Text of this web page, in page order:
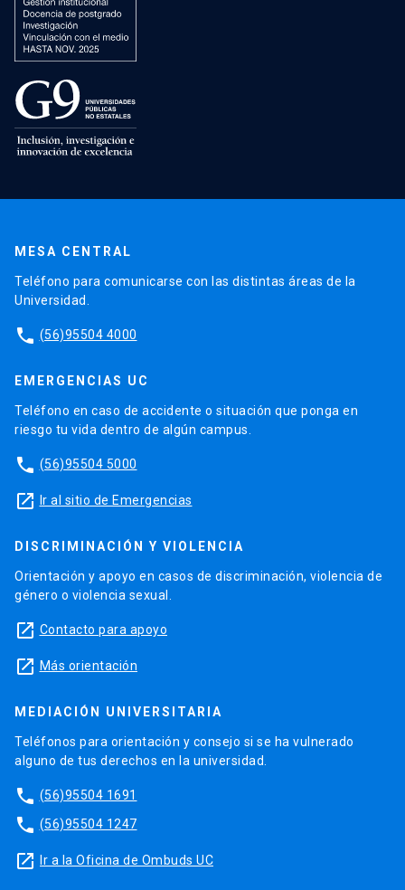
MESA CENTRAL
Teléfono para comunicarse con las distintas áreas de la
Universidad.
phone (56)95504 4000
EMERGENCIAS UC
Teléfono en caso de accidente o situación que ponga en
riesgo tu vida dentro de algún campus.
phone (56)95504 5000
launch Ir al sitio de Emergencias
DISCRIMINACIÓN Y VIOLENCIA
Orientación y apoyo en casos de discriminación, violencia de
género o violencia sexual.
launch Contacto para apoyo
launch Más orientación
MEDIACIÓN UNIVERSITARIA
Teléfonos para orientación y consejo si se ha vulnerado
alguno de tus derechos en la universidad.
phone (56)95504 1691
phone (56)95504 1247
launch Ir a la Oficina de Ombuds UC